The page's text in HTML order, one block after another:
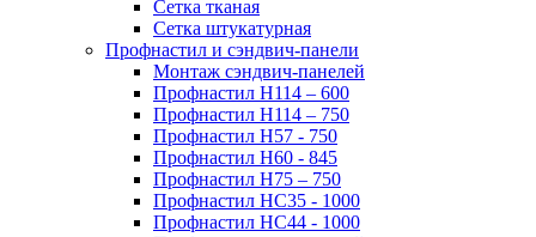
Сетка тканая
Сетка штукатурная
Профнастил и сэндвич-панели
Монтаж сэндвич-панелей
Профнастил Н114 – 600
Профнастил Н114 – 750
Профнастил Н57 - 750
Профнастил Н60 - 845
Профнастил Н75 – 750
Профнастил НС35 - 1000
Профнастил НС44 - 1000